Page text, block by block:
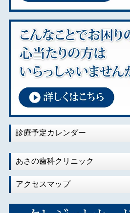
診療予定カレンダー
あさの歯科クリニック
アクセスマップ